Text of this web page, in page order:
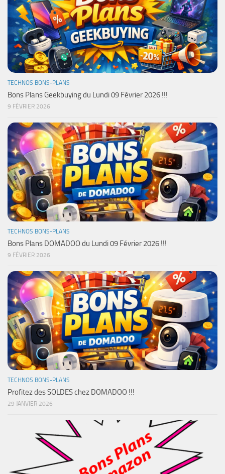
TECHNOS BONS-PLANS
Bons Plans Geekbuying du Lundi 09 Février 2026 !!!
9 FÉVRIER 2026
TECHNOS BONS-PLANS
Bons Plans DOMADOO du Lundi 09 Février 2026 !!!
9 FÉVRIER 2026
TECHNOS BONS-PLANS
Profitez des SOLDES chez DOMADOO !!!
29 JANVIER 2026